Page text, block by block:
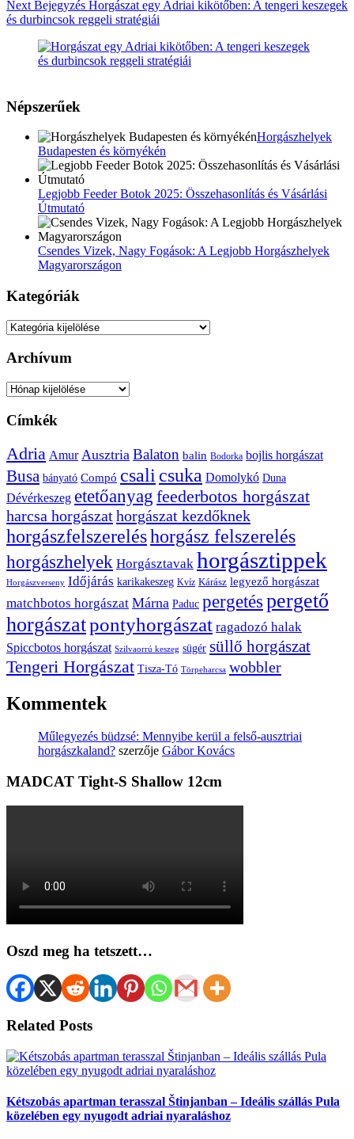
Next Bejegyzés Horgászat egy Adriai kikötőben: A tengeri keszegek
és durbincsok reggeli stratégiái
Népszerűek
Horgászhelyek
Budapesten és környékén
Legjobb Feeder Botok 2025: Összehasonlítás és Vásárlási
Útmutató
Csendes Vizek, Nagy Fogások: A Legjobb Horgászhelyek
Magyarországon
Kategóriák
Kategóriák
Archívum
Archívum
Címkék
Adria Amur Ausztria Balaton balin Bodorka bojlis horgászat
Busa bányató Compó csali csuka Domolykó Duna
Dévérkeszeg etetőanyag feederbotos horgászat
harcsa horgászathorgászat kezdőknek
horgászfelszereléshorgász felszerelés
horgászhelyek Horgásztavak horgásztippek
Horgászverseny Időjárás karikakeszeg Kvíz Kárász legyező horgászat
matchbotos horgászat Márna Paduc pergetéspergető
horgászatpontyhorgászat ragadozó halak
Spiccbotos horgászat Szilvaorrú keszeg sügér süllő horgászat
Tengeri Horgászat Tisza-Tó Törpeharcsa wobbler
Kommentek
Műlegyezés büdzsé: Mennyibe kerül a felső-ausztriai
horgászkaland? szerzője Gábor Kovács
MADCAT Tight-S Shallow 12cm
Oszd meg ha tetszett…
Related Posts
Kétszobás apartman terasszal Štinjanban – Ideális szállás Pula
közelében egy nyugodt adriai nyaraláshoz